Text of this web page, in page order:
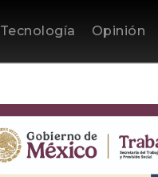
Tecnología Opinión